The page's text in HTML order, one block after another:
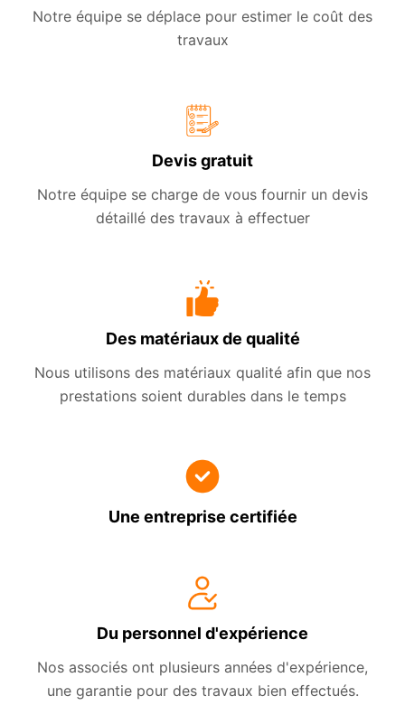
Notre équipe se déplace pour estimer le coût des
travaux
Devis gratuit
Notre équipe se charge de vous fournir un devis
détaillé des travaux à effectuer
Des matériaux de qualité
Nous utilisons des matériaux qualité afin que nos
prestations soient durables dans le temps
Une entreprise certifiée
Du personnel d'expérience
Nos associés ont plusieurs années d'expérience,
une garantie pour des travaux bien effectués.